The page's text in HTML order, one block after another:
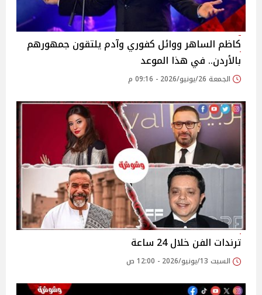
كاظم الساهر ووائل كفوري وآدم يلتقون جمهورهم
بالأردن.. في هذا الموعد
الجمعة 26/يونيو/2026 - 09:16 م
ترندات الفن خلال 24 ساعة
السبت 13/يونيو/2026 - 12:00 ص